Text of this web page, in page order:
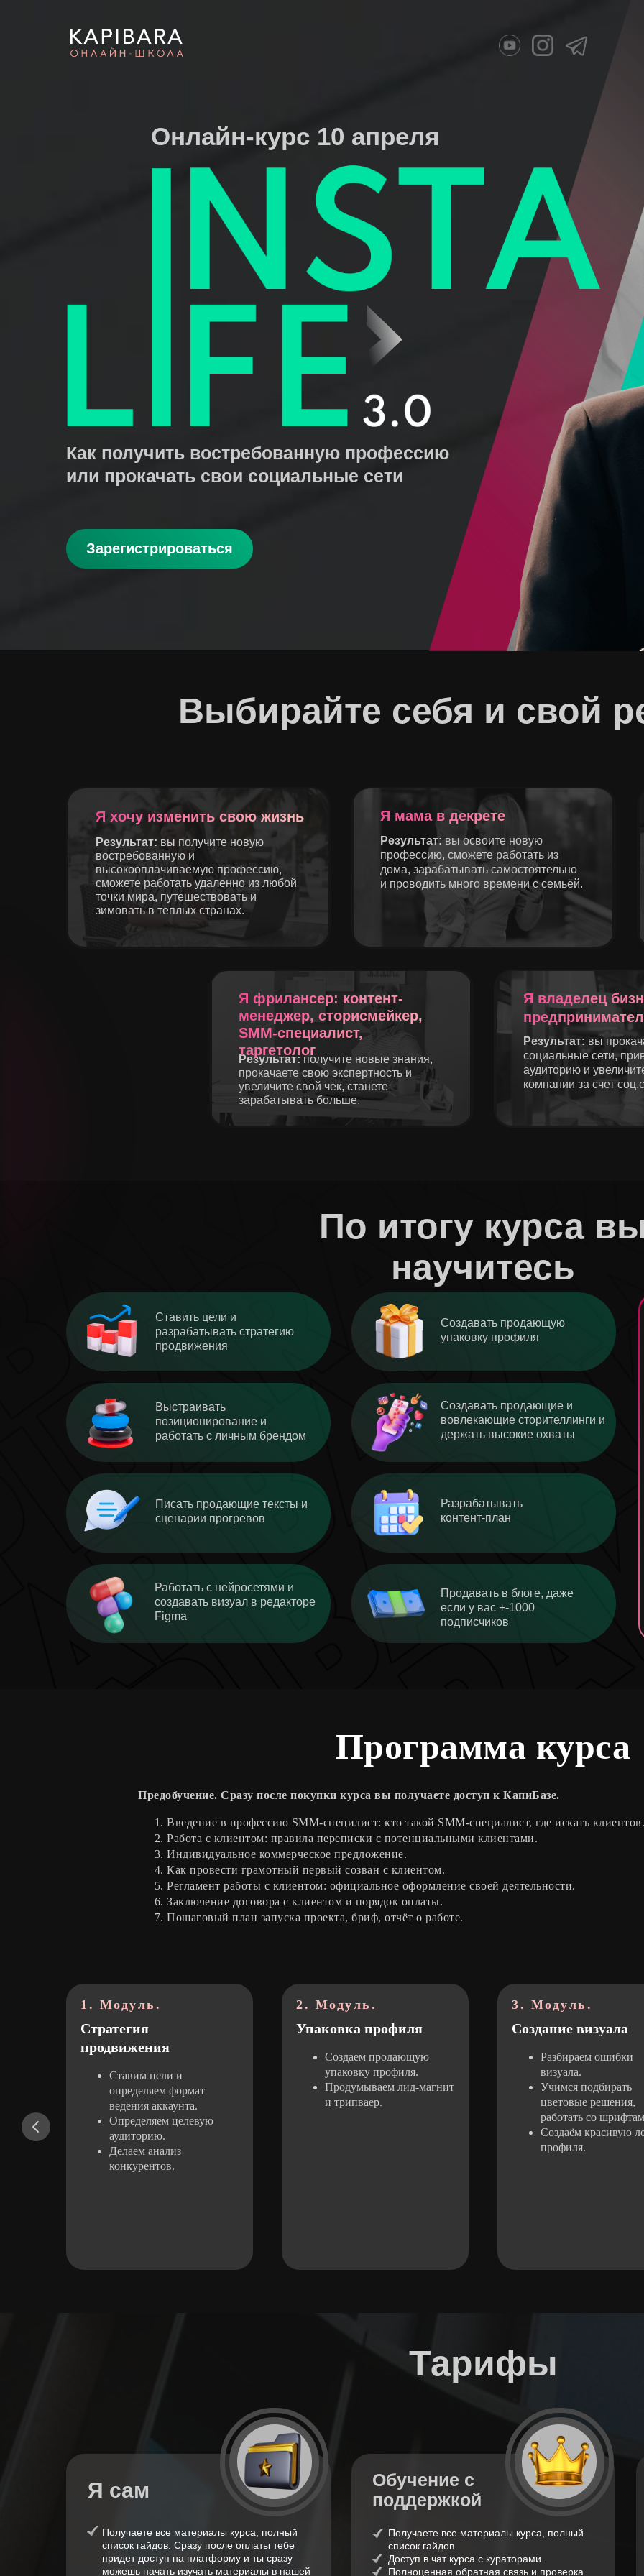
Продавать в блоге, даже
если у вас +-1000
подписчиков
Работать с нейросетями и
создавать визуал в редакторе
Figma
Разрабатывать
контент-план
Писать продающие тексты и
сценарии прогревов
По итогу курса
научитесь
Создавать продающие и
вовлекающие сторителлинги и
держать высокие охваты
Выстраивать
позиционирование и
работать с личным брендом
Создавать продающую
упаковку профиля
Ставить цели и
разрабатывать стратегию
продвижения
Результат: вы
социальные сети,
аудиторию и
компании за счет
Я владелец
Выбирайте себя и свой
Результат: получите новые знания,
прокачаете свою экспертность и
увеличите свой чек, станете
зарабатывать больше.
Я фрилансер: контент-
менеджер, сторисмейкер,
SMM-специалист,
таргетолог
Я мама в декрете
Результат:вы освоите новую
профессию, сможете работать из
дома, зарабатывать самостоятельно
и проводить много времени с семьёй.
Результат: вы получите новую
востребованную и
высокооплачиваемую профессию,
сможете работать удаленно из любой
точки мира, путешествовать и
зимовать в теплых странах.
Я хочу изменить свою жизнь
Зарегистрироваться
Онлайн-курс 10 апреля
Как получить востребованную профессию
или прокачать свои социальные сети
Программа курса
Предобучение. Сразу после покупки курса вы получаете доступ к КапиБазе.
Введение в профессию SMM-специлист: кто такой SMM-специалист, где искать клиентов.
Работа с клиентом: правила переписки с потенциальными клиентами.
Индивидуальное коммерческое предложение.
Как провести грамотный первый созван с клиентом.
Регламент работы с клиентом: официальное оформление своей деятельности.
Заключение договора с клиентом и порядок оплаты.
Пошаговый план запуска проекта, бриф, отчёт о работе.
1. Модуль.
Стратегия
продвижения
Ставим цели и
определяем формат
ведения аккаунта.
Определяем целевую
аудиторию.
Делаем анализ
конкурентов.
2. Модуль.
Упаковка профиля
Создаем продающую
упаковку профиля.
Продумываем лид-магнит
и трипваер.
3. Модуль.
Создание визуала
Разбираем ошибки
визуала.
Учимся подбирать
цветовые решения,
работать со
Создаём красивую
профиля.
Получаете все материалы курса, полный
список гайдов.
Доступ в чат курса с кураторами.
Полноценная обратная связь и проверка
Обучение с
поддержкой
Тарифы
Получаете все материалы курса, полный
список гайдов. Сразу после оплаты тебе
придет доступ на платформу и ты сразу
можешь начать изучать материалы в нашей
Я сам